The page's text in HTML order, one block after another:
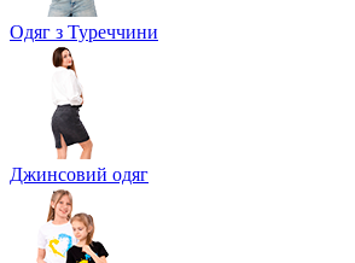
Одяг з Туреччини
Джинсовий одяг